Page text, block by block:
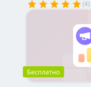
(4)
Бесплатно